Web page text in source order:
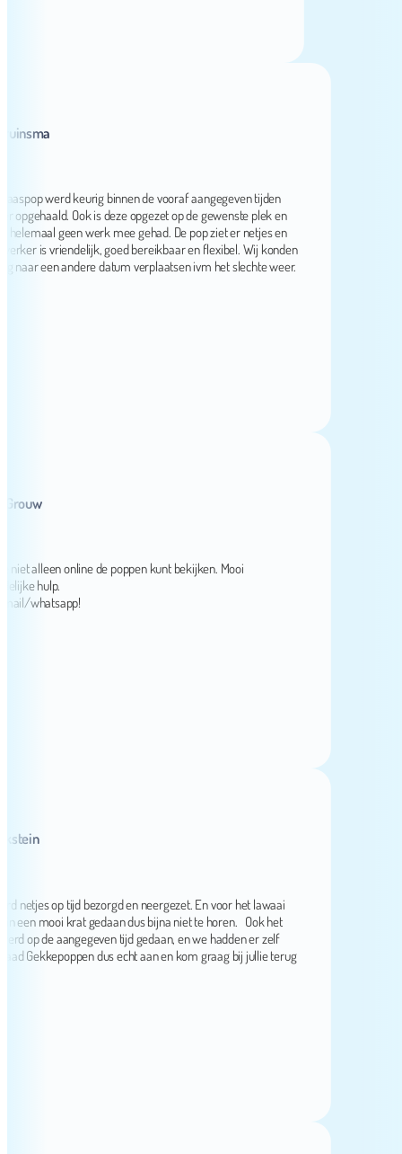
werd keurig binnen de vooraf aangegeven tijden
Ook is deze opgezet op de gewenste plek en
geen werk mee gehad. De pop ziet er netjes en
is vriendelijk, goed bereikbaar en flexibel. Wij konden
een andere datum verplaatsen ivm het slechte weer.
online de poppen kunt bekijken. Mooi
hulp.
op tijd bezorgd en neergezet. En voor het lawaai
mooi krat gedaan dus bijna niet te horen. Ook het
de aangegeven tijd gedaan, en we hadden er zelf
dus echt aan en kom graag bij jullie terug